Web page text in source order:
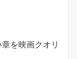
を映画クオリ